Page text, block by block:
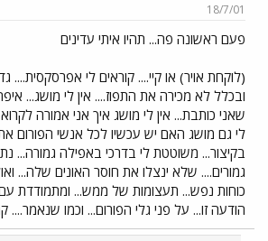
ש
א
ר
18/7/01
פעם ראשונה פה... תהיו איתי עדינים
(לוקחת אויר) או קיי.... קוראים לי
ובכלל לא מכירה את התפוז.... אין לי מושג...
שאני כותבת... אין לי מושג איך אני אמורה
לי גם מושג האם יש עכשיו לכל אנשי הפורום
בקיצור... משוטטת לי בדרכי באפילה גמורה...
גמורים.... שלא ינצלו את חוסר האונים שלה...
כוחות נפש... תעצומות של ממש... ומתמודדת
הודעה זו... על פני גלי הפורום... וכמו